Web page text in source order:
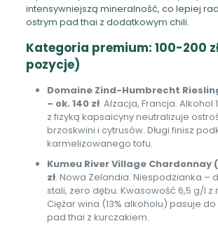
intensywniejszą mineralność, co lepiej
ostrym pad thai z dodatkowym chili.
Kategoria premium: 100-200
pozycje)
Domaine Zind-Humbrecht
– ok. 140 zł. Alzacja, Francja. Alkohol
z fizyką kapsaicyny neutralizuje
brzoskwini i cytrusów. Długi finisz
karmelizowanego tofu.
Kumeu River Village Chardonnay
zł. Nowa Zelandia. Niespodzianka –
stali, zero dębu. Kwasowość 6,5 g/l z
Ciężar wina (13% alkoholu) pasuje
pad thai z kurczakiem.